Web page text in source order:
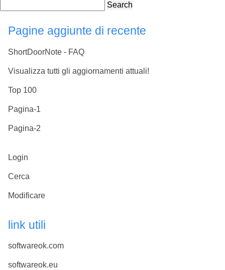
Search
Pagine aggiunte di recente
ShortDoorNote - FAQ
Visualizza tutti gli aggiornamenti attuali!
Top 100
Pagina-1
Pagina-2
Login
Cerca
Modificare
link utili
softwareok.com
softwareok.eu